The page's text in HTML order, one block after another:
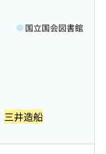
国立国会図書館
三井造船